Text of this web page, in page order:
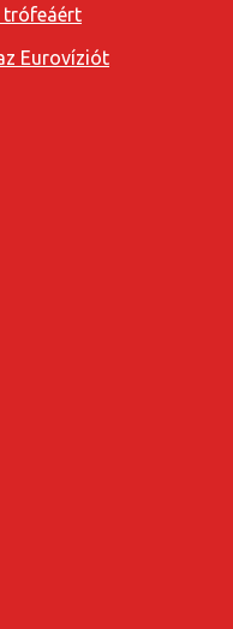
trófeáért
Eurovíziót